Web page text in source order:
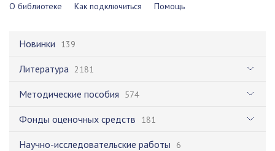
О библиотеке Как подключиться Помощь
Новинки 139
Литература 2181
Методические пособия 574
Фонды оценочных средств 181
Научно-исследовательские работы 6